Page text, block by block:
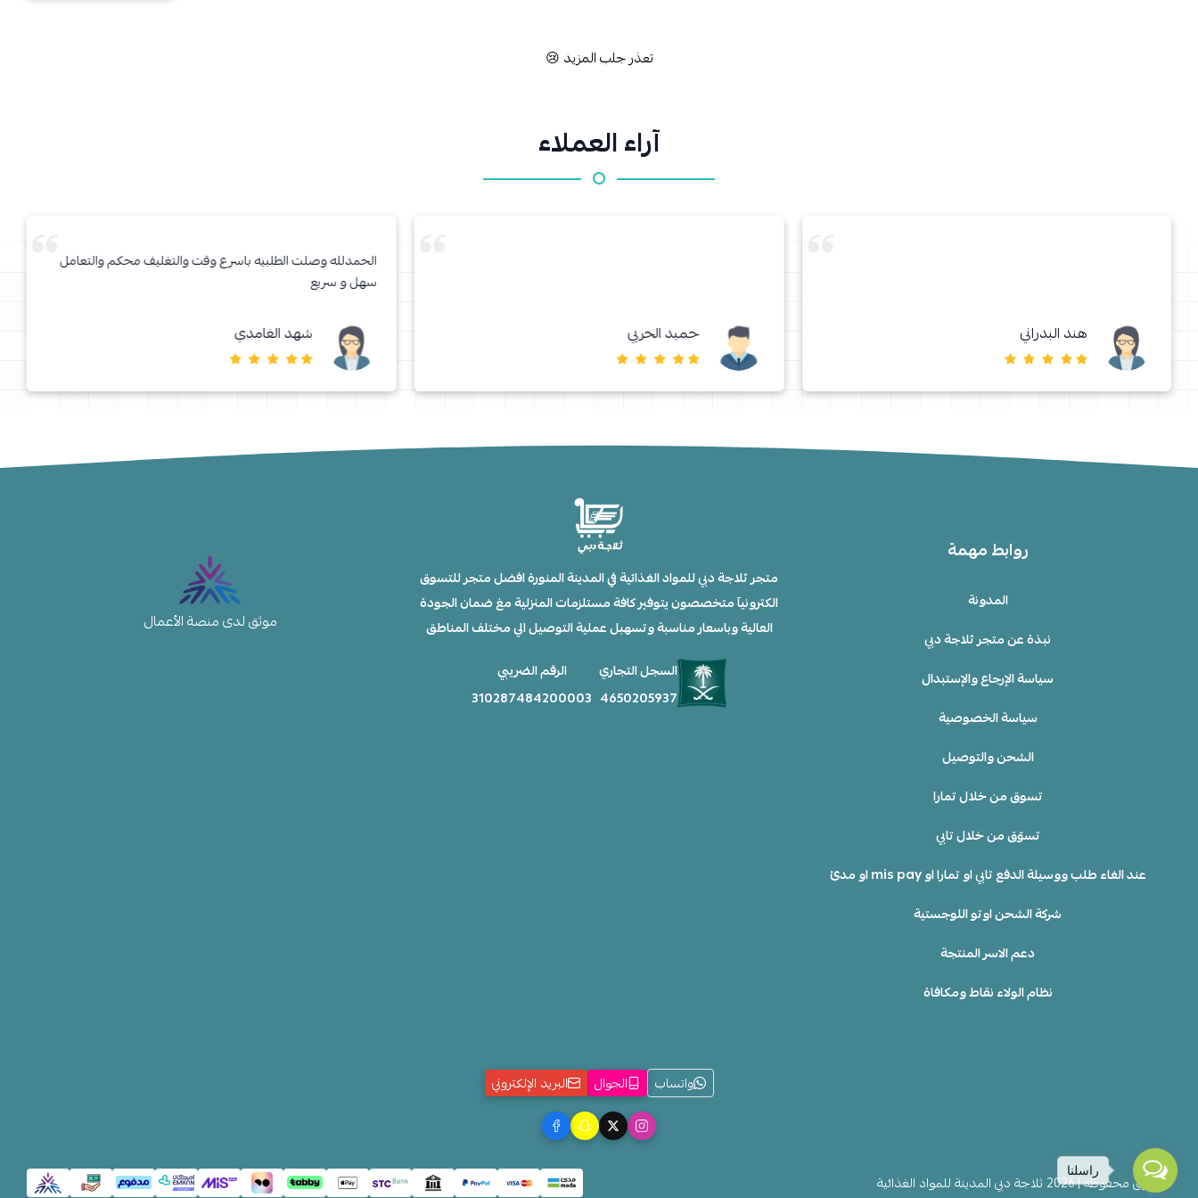
تعذر جلب المزيد 😢
آراء العملاء
هند البدراني حميد الحربي
الحمدلله وصلت الطلبيه باسرع وقت والتغليف محكم والتعامل
سهل و سريع
شهد الغامدي
روابط مهمة
المدونة
نبذة عن متجر ثلاجة دبي
سياسة الإرجاع والإستبدال
سياسة الخصوصية
الشحن والتوصيل
تسوق من خلال تمارا
تسوّق من خلال تابي
عند الغاء طلب ووسيلة الدفع تابي او تمارا او mis pay او مدئ
شركة الشحن اوتو اللوجستية
دعم الاسر المنتجة
نظام الولاء نقاط ومكافاة
متجر ثلاجة دبي للمواد الغذائية في المدينة المنورة افضل متجر للتسوق
الكترونيآ متخصصون يتوفير كافة مستلزمات المنزلية مغ ضمان الجودة
العالية وباسعار مناسبة وتسهبل عملية التوصيل الي مختلف المناطق
السجل التجاري
4650205937
الرقم الضريبي
310287484200003
موثق لدى منصة الأعمال
واتساب الجوال البريد الإلكتروني
الحقوق محفوظة | 2026 ثلاجة دبي المدينة للمواد الغذائية
راسلنا